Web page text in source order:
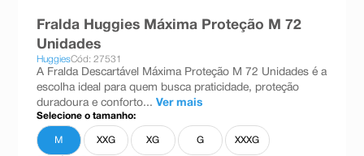
Fralda Huggies Máxima Proteção M 72
Unidades
HuggiesCód: 27531
A Fralda Descartável Máxima Proteção M 72 Unidades é a
escolha ideal para quem busca praticidade, proteção
duradoura e conforto... Ver mais
Selecione o tamanho:
M XXG XG G XXXG
teste gravidez
esmalte
10ºabsorvente